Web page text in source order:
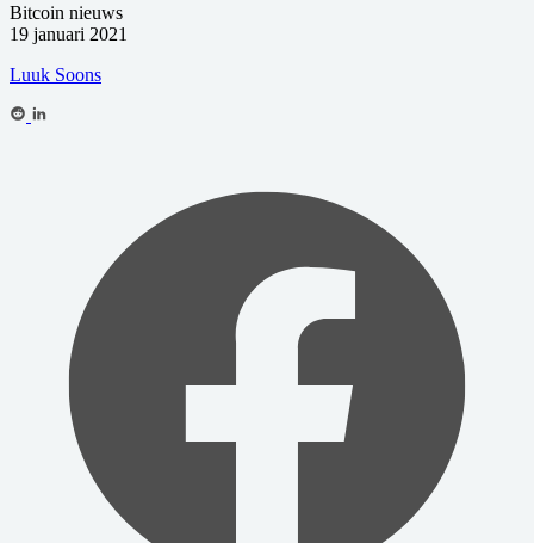
Bitcoin nieuws
19 januari 2021
Luuk Soons